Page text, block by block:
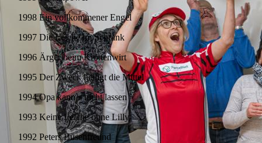
1998 Ein vollkommener Engel
1997 Die Leiche im Schrank
1996 Ärger beim Kronenwirt
1995 Der Zweck heiligt die Mittel
1994 Opa kann`s nicht lassen
1993 Keine Leiche ohne Lilly
1992 Peters Busenfreund